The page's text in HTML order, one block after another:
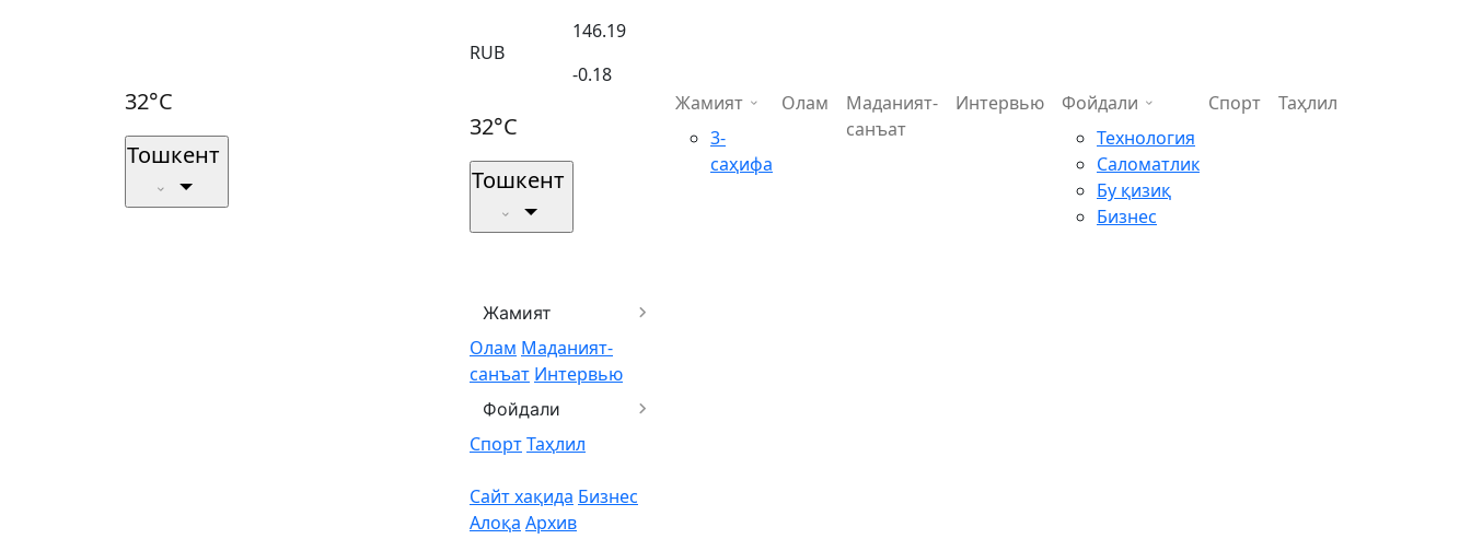
32°C
Тошкент
RUB
146.19
-0.18
32°C
Тошкент
Жамият
Олам Маданият-
санъат Интервью
Фойдали
СпортТаҳлил
Сайт хақида Бизнес
Алоқа Архив
Жамият
3-
саҳифа
Олам
Маданият-
санъат
Интервью
Фойдали
Технология
Саломатлик
Бу қизиқ
Бизнес
Спорт Таҳлил